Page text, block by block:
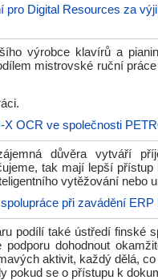
pro Digital Resources za
výrobce klavírů a
mistrovské ruční
X OCR ve společnosti
důvěra vytváří
tak mají lepší
vytěžování nebo
při zavádění ERP
podílí také ústředí finské
dohodnout
aktivit, každý dělá,
pokud se o přístupu k